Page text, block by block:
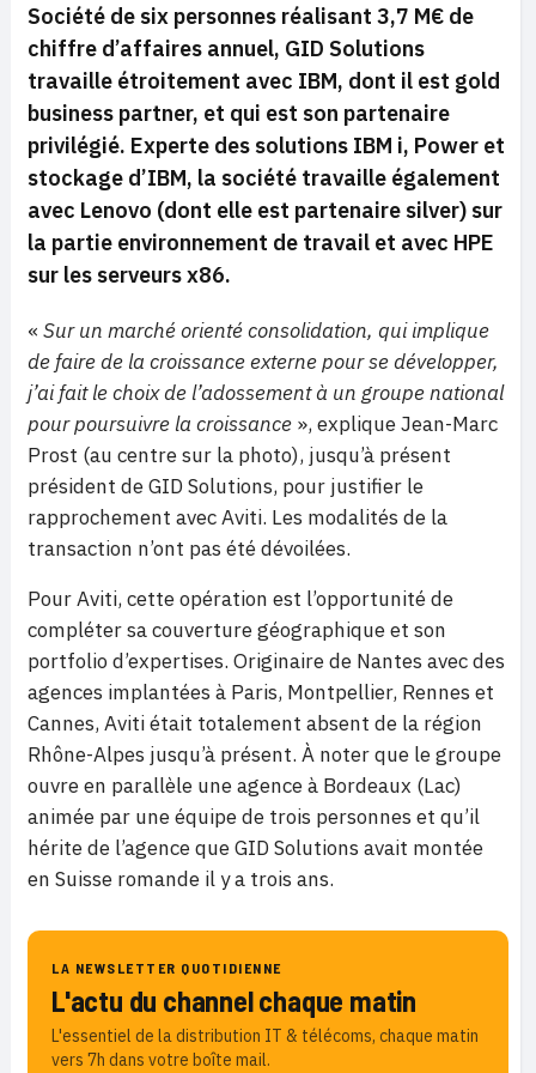
Société de six personnes réalisant 3,7 M€ de
chiffre d’affaires annuel, GID Solutions
travaille étroitement avec IBM, dont il est gold
business partner, et qui est son partenaire
privilégié. Experte des solutions IBM i, Power et
stockage d’IBM, la société travaille également
avec Lenovo (dont elle est partenaire silver) sur
la partie environnement de travail et avec HPE
sur les serveurs x86.
« Sur un marché orienté consolidation, qui implique
de faire de la croissance externe pour se développer,
j’ai fait le choix de l’adossement à un groupe national
pour poursuivre la croissance », explique Jean-Marc
Prost (au centre sur la photo), jusqu’à présent
président de GID Solutions, pour justifier le
rapprochement avec Aviti. Les modalités de la
transaction n’ont pas été dévoilées.
Pour Aviti, cette opération est l’opportunité de
compléter sa couverture géographique et son
portfolio d’expertises. Originaire de Nantes avec des
agences implantées à Paris, Montpellier, Rennes et
Cannes, Aviti était totalement absent de la région
Rhône-Alpes jusqu’à présent. À noter que le groupe
ouvre en parallèle une agence à Bordeaux (Lac)
animée par une équipe de trois personnes et qu’il
hérite de l’agence que GID Solutions avait montée
en Suisse romande il y a trois ans.
LA NEWSLETTER QUOTIDIENNE
L'actu du channel chaque matin
L'essentiel de la distribution IT & télécoms, chaque matin
vers 7h dans votre boîte mail.